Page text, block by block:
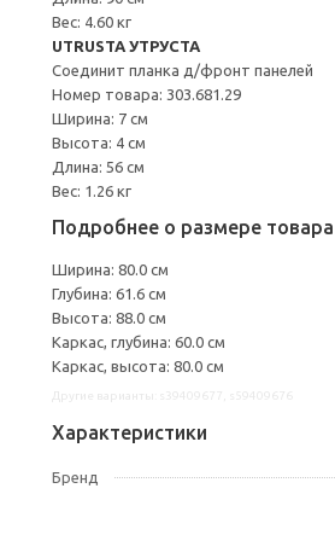
Вес: 4.60 кг
UTRUSTA УТРУСТА
Соединит планка д/фронт панелей
Номер товара: 303.681.29
Ширина: 7 см
Высота: 4 см
Длина: 56 см
Вес: 1.26 кг
Подробнее о размере товара
Ширина: 80.0 см
Глубина: 61.6 см
Высота: 88.0 см
Каркас, глубина: 60.0 см
Каркас, высота: 80.0 см
Характеристики
Бренд